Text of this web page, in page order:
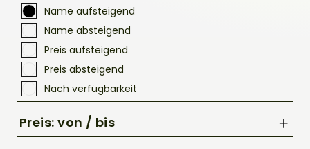
Name aufsteigend
Name absteigend
Preis aufsteigend
Preis absteigend
Nach verfügbarkeit
Preis: von / bis